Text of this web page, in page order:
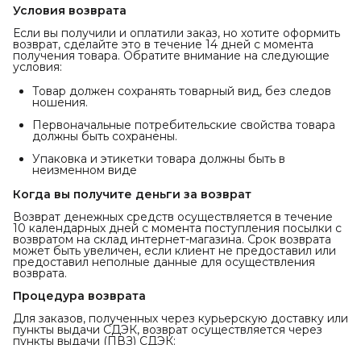
Условия возврата
Если вы получили и оплатили заказ, но хотите оформить
возврат, сделайте это в течение 14 дней с момента
получения товара. Обратите внимание на следующие
условия:
Товар должен сохранять товарный вид, без следов
ношения.
Первоначальные потребительские свойства товара
должны быть сохранены.
Упаковка и этикетки товара должны быть в
неизменном виде
Когда вы получите деньги за возврат
Возврат денежных средств осуществляется в течение
10 календарных дней с момента поступления посылки с
возвратом на склад интернет-магазина. Срок возврата
может быть увеличен, если клиент не предоставил или
предоставил неполные данные для осуществления
возврата.
Процедура возврата
Для заказов, полученных через курьерскую доставку или
пункты выдачи СДЭК, возврат осуществляется через
пункты выдачи (ПВЗ) СДЭК: